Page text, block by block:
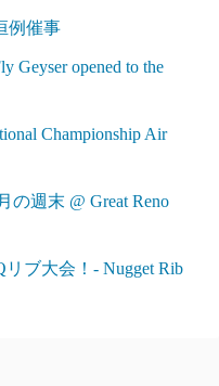
例催事
opened to the
Championship Air
週末 @ Great Reno
ブ大会！- Nugget Rib